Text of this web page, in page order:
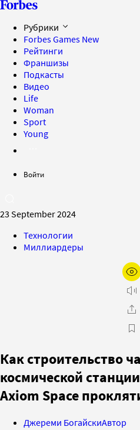
Рубрики
Forbes Games New
Рейтинги
Франшизы
Подкасты
Видео
Life
Woman
Sport
Young
Войти
23 September 2024
Технологии
Миллиардеры
Как строительство
космической
Axiom Space
Джереми БогайскиАвтор